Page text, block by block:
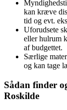
kan kræve
tid og evt.
Uforudsete
eller hulrum
af budgettet.
Særlige
og kan tage
Sådan finder
Roskilde